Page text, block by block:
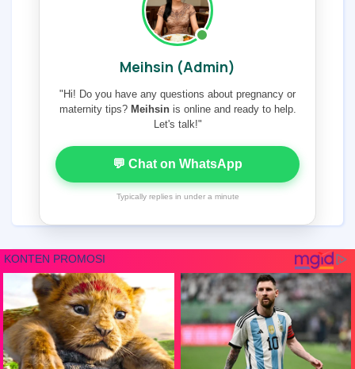
Meihsin (Admin)
"Hi! Do you have any questions about pregnancy or
maternity tips? Meihsinis online and ready to help.
Let's talk!"
💬 Chat on WhatsApp
Typically replies in under a minute